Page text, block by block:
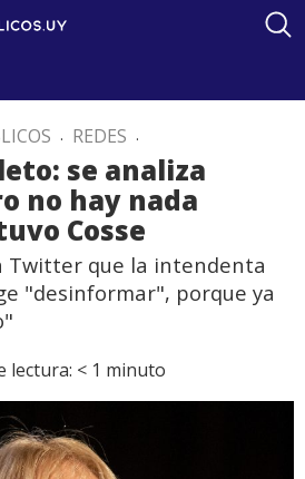
. REDES .
se analiza
no hay nada
Cosse
Twitter que la intendenta
"desinformar", porque ya
lectura: < 1 minuto